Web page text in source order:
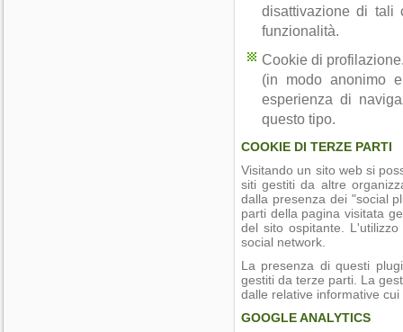
disattivazione di tali
funzionalità.
Cookie di
(in modo anonimo
esperienza di
questo tipo.
COOKIE DI TERZE PARTI
Visitando un sito web si
siti gestiti da altre
dalla presenza dei "social
parti della pagina visitata
del sito ospitante.
social network.
La presenza di questi
gestiti da terze parti. La
dalle relative informative
GOOGLE ANALYTICS